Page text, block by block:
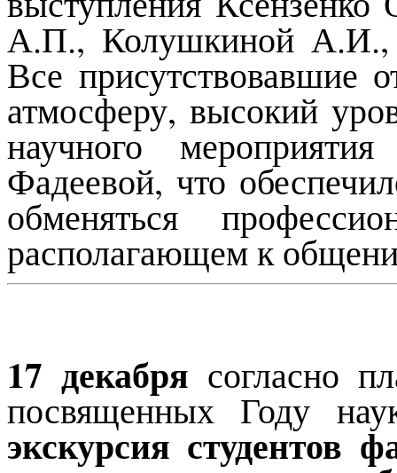
А.П., Колушкиной
Все присутствовавшие
атмосферу, высокий
научного
Фадеевой, что
обменяться
располагающем к
17 декабря согласно
посвященных Году
экскурсия студентов